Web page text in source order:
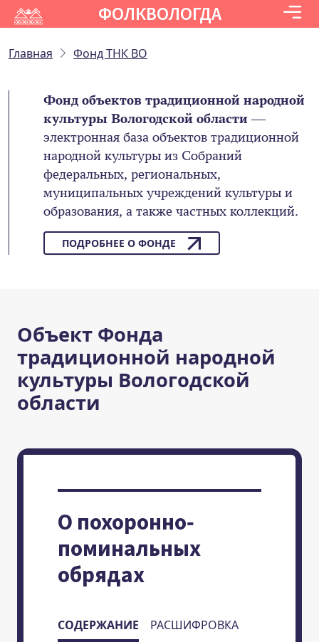
ФОЛКВОЛОГДА
Главная Фонд ТНК ВО
Фонд объектов традиционной народной
культуры Вологодской области—
электронная база объектов традиционной
народной культуры из Собраний
федеральных, региональных,
муниципальных учреждений культуры и
образования, а также частных коллекций.
ПОДРОБНЕЕ О ФОНДЕ
Объект Фонда
традиционной народной
культуры Вологодской
области
О похоронно-
поминальных
обрядах
СОДЕРЖАНИЕ
РАСШИФРОВКА